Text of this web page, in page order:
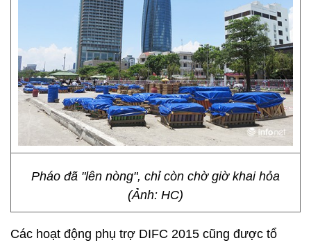
Pháo đã "lên nòng", chỉ còn chờ giờ khai hỏa
(Ảnh: HC)
Các hoạt động phụ trợ DIFC 2015 cũng được tổ